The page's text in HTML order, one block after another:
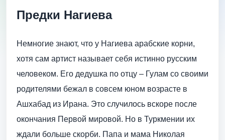
Предки Нагиева
Немногие знают, что у Нагиева арабские корни,
хотя сам артист называет себя истинно русским
человеком. Его дедушка по отцу – Гулам со своими
родителями бежал в совсем юном возрасте в
Ашхабад из Ирана. Это случилось вскоре после
окончания Первой мировой. Но в Туркмении их
ждали больше скорби. Папа и мама Николая